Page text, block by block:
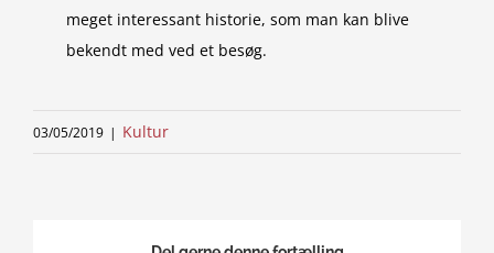
meget interessant historie, som man kan blive
bekendt med ved et besøg.
03/05/2019 | Kultur